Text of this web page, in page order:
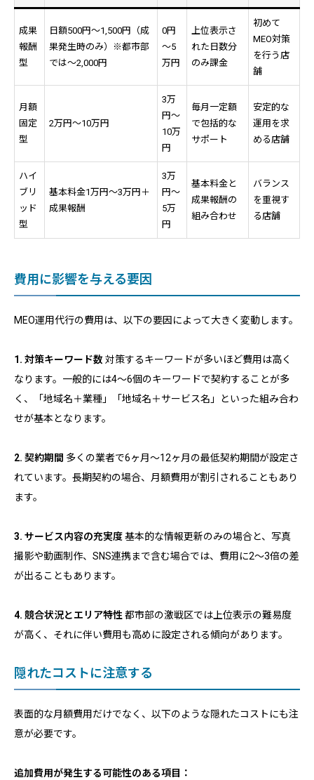
成果
報酬
型
日額500円～1,500円（成
果発生時のみ）※都市部
では～2,000円
0円
～5
万円
上位表示さ
れた日数分
のみ課金
初めて
MEO対策
を行う店
舗
月額
固定
型
2万円～10万円
3万
円～
10万
円
毎月一定額
で包括的な
サポート
安定的な
運用を求
める店舗
ハイ
ブリ
ッド
型
基本料金1万円～3万円＋
成果報酬
3万
円～
5万
円
基本料金と
成果報酬の
組み合わせ
バランス
を重視す
る店舗
費用に影響を与える要因
MEO運用代行の費用は、以下の要因によって大きく変動します。
1. 対策キーワード数 対策するキーワードが多いほど費用は高く
なります。一般的には4～6個のキーワードで契約することが多
く、「地域名＋業種」「地域名＋サービス名」といった組み合わ
せが基本となります。
2. 契約期間 多くの業者で6ヶ月～12ヶ月の最低契約期間が設定さ
れています。長期契約の場合、月額費用が割引されることもあり
ます。
3. サービス内容の充実度基本的な情報更新のみの場合と、写真
撮影や動画制作、SNS連携まで含む場合では、費用に2～3倍の差
が出ることもあります。
4. 競合状況とエリア特性 都市部の激戦区では上位表示の難易度
が高く、それに伴い費用も高めに設定される傾向があります。
隠れたコストに注意する
表面的な月額費用だけでなく、以下のような隠れたコストにも注
意が必要です。
追加費用が発生する可能性のある項目：